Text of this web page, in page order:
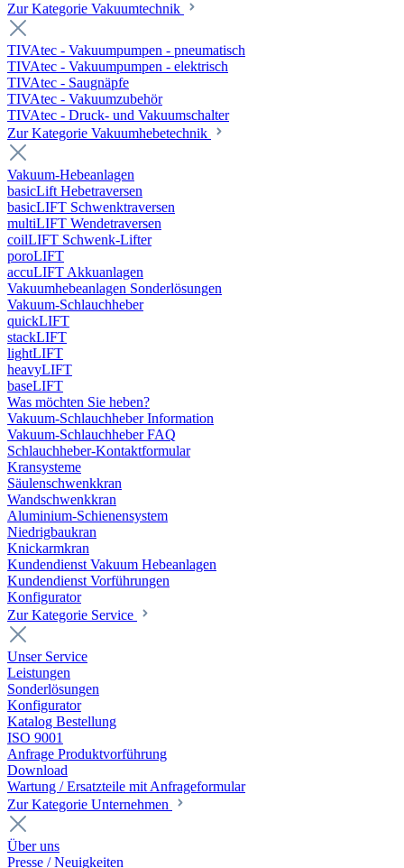
Zur Kategorie Vakuumtechnik
TIVAtec - Vakuumpumpen - pneumatisch
TIVAtec - Vakuumpumpen - elektrisch
TIVAtec - Saugnäpfe
TIVAtec - Vakuumzubehör
TIVAtec - Druck- und Vakuumschalter
Zur Kategorie Vakuumhebetechnik
Vakuum-Hebeanlagen
basicLift Hebetraversen
basicLIFT Schwenktraversen
multiLIFT Wendetraversen
coilLIFT Schwenk-Lifter
poroLIFT
accuLIFT Akkuanlagen
Vakuumhebeanlagen Sonderlösungen
Vakuum-Schlauchheber
quickLIFT
stackLIFT
lightLIFT
heavyLIFT
baseLIFT
Was möchten Sie heben?
Vakuum-Schlauchheber Information
Vakuum-Schlauchheber FAQ
Schlauchheber-Kontaktformular
Kransysteme
Säulenschwenkkran
Wandschwenkkran
Aluminium-Schienensystem
Niedrigbaukran
Knickarmkran
Kundendienst Vakuum Hebeanlagen
Kundendienst Vorführungen
Konfigurator
Zur Kategorie Service
Unser Service
Leistungen
Sonderlösungen
Konfigurator
Katalog Bestellung
ISO 9001
Anfrage Produktvorführung
Download
Wartung / Ersatzteile mit Anfrageformular
Zur Kategorie Unternehmen
Über uns
Presse / Neuigkeiten